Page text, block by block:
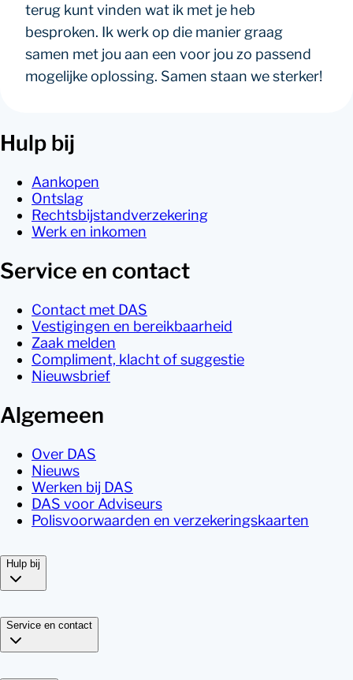
terug kunt vinden wat ik met je heb
besproken. Ik werk op die manier graag
samen met jou aan een voor jou zo passend
mogelijke oplossing. Samen staan we sterker!
Hulp bij
Aankopen
Ontslag
Rechtsbijstandverzekering
Werk en inkomen
Service en contact
Contact met DAS
Vestigingen en bereikbaarheid
Zaak melden
Compliment, klacht of suggestie
Nieuwsbrief
Algemeen
Over DAS
Nieuws
Werken bij DAS
DAS voor Adviseurs
Polisvoorwaarden en verzekeringskaarten
Hulp bij
Service en contact